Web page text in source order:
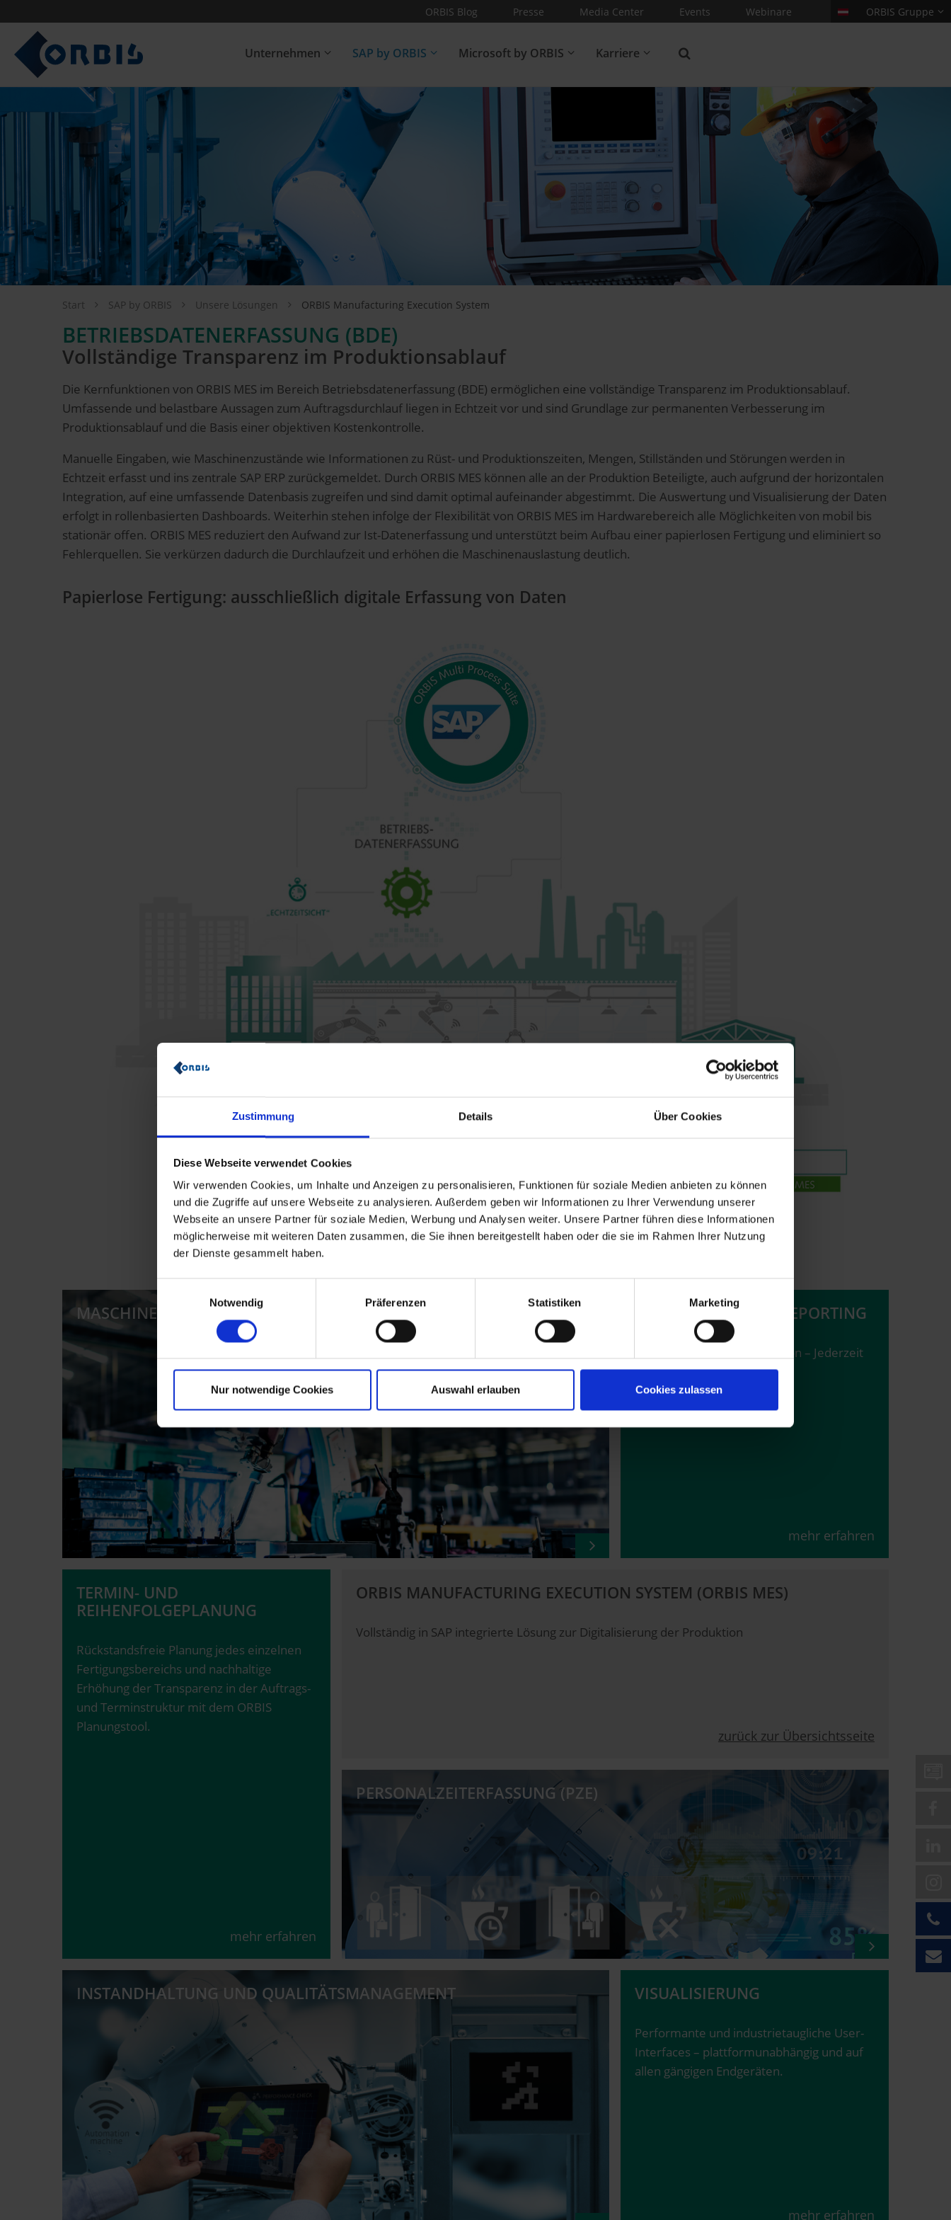
Zustimmung Details Über Cookies
Diese Webseite verwendet Cookies
Wir verwenden Cookies, um Inhalte und Anzeigen zu personalisieren, Funktionen für soziale Medien anbieten zu können
und die Zugriffe auf unsere Webseite zu analysieren. Außerdem geben wir Informationen zu Ihrer Verwendung unserer
Webseite an unsere Partner für soziale Medien, Werbung und Analysen weiter. Unsere Partner führen diese Informationen
möglicherweise mit weiteren Daten zusammen, die Sie ihnen bereitgestellt haben oder die sie im Rahmen Ihrer Nutzung
der Dienste gesammelt haben.
Notwendig
Präferenzen Statistiken Marketing
Nur notwendige Cookies Auswahl erlauben Cookies zulassen
ORBIS Blog Presse Media Center Events Webinare ORBIS Gruppe
Unternehmen SAP by ORBIS Microsoft by ORBIS Karriere
Start SAP by ORBIS Unsere Lösungen ORBIS Manufacturing Execution System
BETRIEBSDATENERFASSUNG (BDE)
Vollständige Transparenz im Produktionsablauf
Die Kernfunktionen von ORBIS MES im Bereich Betriebsdatenerfassung (BDE) ermöglichen eine vollständige Transparenz im Produktionsablauf.
Umfassende und belastbare Aussagen zum Auftragsdurchlauf liegen in Echtzeit vor und sind Grundlage zur permanenten Verbesserung im
Produktionsablauf und die Basis einer objektiven Kostenkontrolle.
Manuelle Eingaben, wie Maschinenzustände wie Informationen zu Rüst- und Produktionszeiten, Mengen, Stillständen und Störungen werden in
Echtzeit erfasst und ins zentrale SAP ERP zurückgemeldet. Durch ORBIS MES können alle an der Produktion Beteiligte, auch aufgrund der horizontalen
Integration, auf eine umfassende Datenbasis zugreifen und sind damit optimal aufeinander abgestimmt. Die Auswertung und Visualisierung der Daten
erfolgt in rollenbasierten Dashboards. Weiterhin stehen infolge der Flexibilität von ORBIS MES im Hardwarebereich alle Möglichkeiten von mobil bis
stationär offen. ORBIS MES reduziert den Aufwand zur Ist-Datenerfassung und unterstützt beim Aufbau einer papierlosen Fertigung und eliminiert so
Fehlerquellen. Sie verkürzen dadurch die Durchlaufzeit und erhöhen die Maschinenauslastung deutlich.
Papierlose Fertigung: ausschließlich digitale Erfassung von Daten
MASCHINENDATENERFASSUNG (MDE) MONITORING UND REPORTING
Transparenz in der Produktion – Jederzeit
und überall exakt informiert
mehr erfahren
TERMIN- UND
REIHENFOLGEPLANUNG
Rückstandsfreie Planung jedes einzelnen
Fertigungsbereichs und nachhaltige
Erhöhung der Transparenz in der Auftrags-
und Terminstruktur mit dem ORBIS
Planungstool.
mehr erfahren
ORBIS MANUFACTURING EXECUTION SYSTEM (ORBIS MES)
Vollständig in SAP integrierte Lösung zur Digitalisierung der Produktion
zurück zur Übersichtsseite
PERSONALZEITERFASSUNG (PZE)
INSTANDHALTUNG UND QUALITÄTSMANAGEMENT VISUALISIERUNG
Performante und industrietaugliche User-
Interfaces – plattformunabhängig und auf
allen gängigen Endgeräten.
mehr erfahren